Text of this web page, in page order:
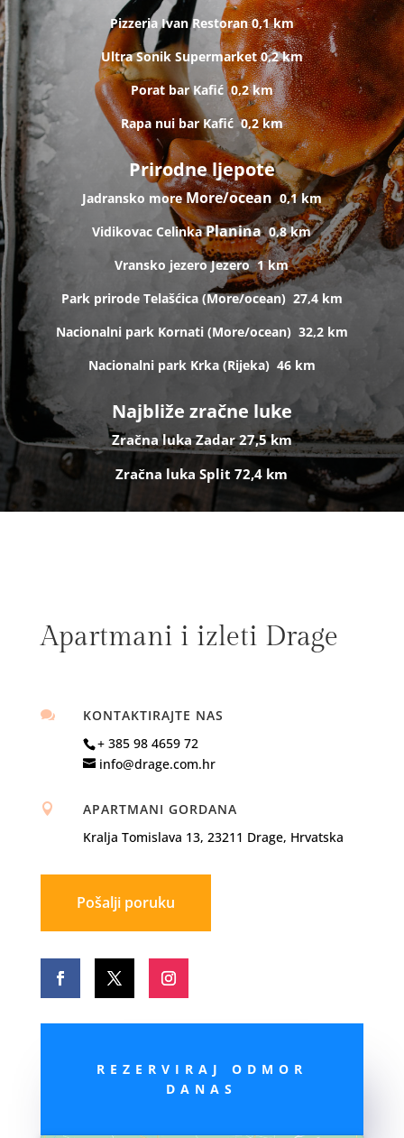
Pizzeria IvanRestoran0,1 km
Ultra Sonik Supermarket0,2 km
Porat barKafić0,2 km
Rapa nui barKafić0,2 km
Prirodne ljepote
Jadransko moreMore/ocean0,1 km
Vidikovac CelinkaPlanina0,8 km
Vransko jezeroJezero1 km
Park prirode Telašćica (More/ocean) 27,4 km
Nacionalni park Kornati (More/ocean) 32,2 km
Nacionalni park Krka (Rijeka) 46 km
Najbliže zračne luke
Zračna luka Zadar 27,5 km
Zračna luka Split 72,4 km
Apartmani i izleti Drage

KONTAKTIRAJTE NAS
+ 385 98 4659 72
info@drage.com.hr

APARTMANI GORDANA
Kralja Tomislava 13, 23211 Drage, Hrvatska
Pošalji poruku
REZERVIRAJ ODMOR
DANAS